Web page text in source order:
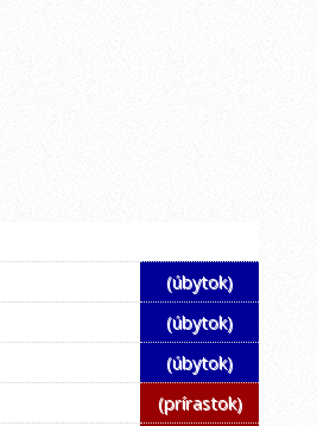
(úbytok)
(úbytok)
(úbytok)
(prírastok)